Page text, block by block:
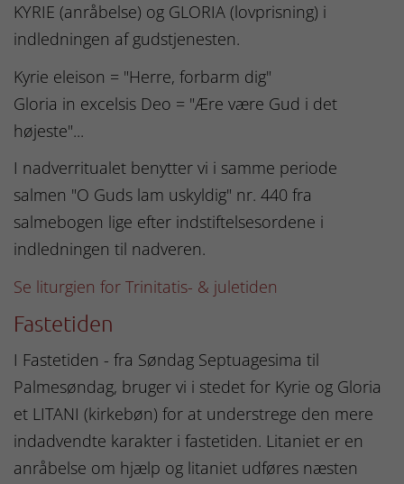
KYRIE (anråbelse) og GLORIA (lovprisning) i
indledningen af gudstjenesten.
Kyrie eleison = "Herre, forbarm dig"
Gloria in excelsis Deo = "Ære være Gud i det
højeste"...
I nadverritualet benytter vi i samme periode
salmen "O Guds lam uskyldig" nr. 440 fra
salmebogen lige efter indstiftelsesordene i
indledningen til nadveren.
Se liturgien for Trinitatis- & juletiden
Fastetiden
I Fastetiden - fra Søndag Septuagesima til
Palmesøndag, bruger vi i stedet for Kyrie og Gloria
et LITANI (kirkebøn) for at understrege den mere
indadvendte karakter i fastetiden. Litaniet er en
anråbelse om hjælp og litaniet udføres næsten